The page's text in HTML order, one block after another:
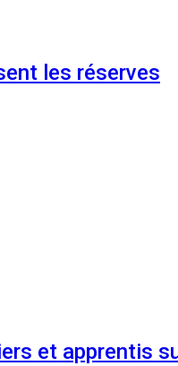
les réserves
et apprentis